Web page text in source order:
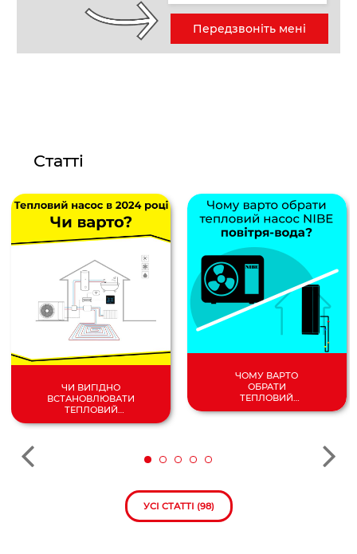
Передзвоніть мені
Статті
ЧИ ВИГІДНО
ВСТАНОВЛЮВАТИ
ТЕПЛОВИЙ
НАСОС У 2024
ЧОМУ ВАРТО
ОБРАТИ
ТЕПЛОВИЙ
НАСОС
УСІ СТАТТІ (98)